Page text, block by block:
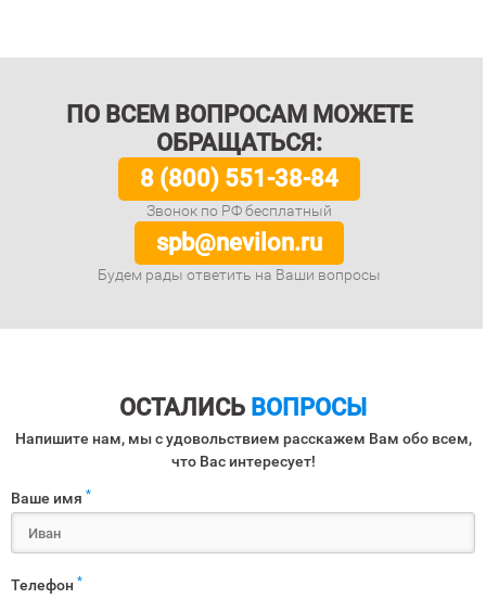
ПО ВСЕМ ВОПРОСАМ МОЖЕТЕ
ОБРАЩАТЬСЯ:
8 (800) 551-38-84
Звонок по РФ бесплатный
spb@nevilon.ru
Будем рады ответить на Ваши вопросы
ОСТАЛИСЬ ВОПРОСЫ
Напишите нам, мы с удовольствием расскажем Вам обо всем,
что Вас интересует!
Ваше имя *
Телефон *